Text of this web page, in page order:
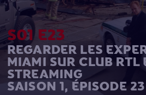
S01 E23
REGARDER LES
MIAMI SUR CLUB RTL
STREAMING
SAISON 1, ÉPISODE 23